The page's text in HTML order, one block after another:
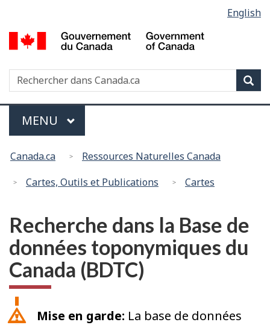
au
contenu
la
HTML
simplifiée
de
la
langue
English
of
Recherche
Menu
MENU PRINCIPAL
êtes
ici
Canada.ca
Ressources Naturelles Canada
Cartes, Outils et Publications
Cartes
Recherche dans la Base de
données toponymiques du
Canada (BDTC)
Mise en garde: La base de données